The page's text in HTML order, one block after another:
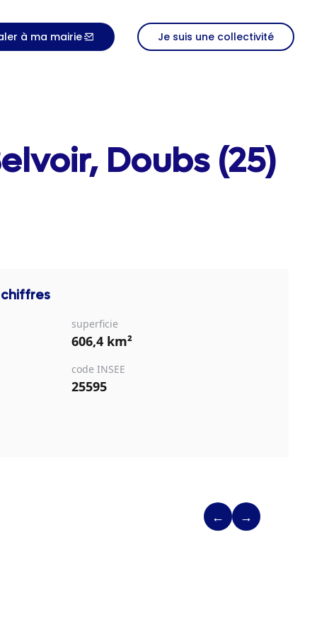
à ma mairie Je suis une collectivité
Doubs (25)
superficie
606,4 km²
code INSEE
25595
← →